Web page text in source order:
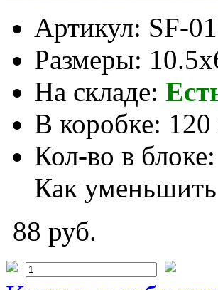
Артикул: SF-
Размеры:
На складе:
В коробке:
Кол-во в блоке:
Как
88 руб.